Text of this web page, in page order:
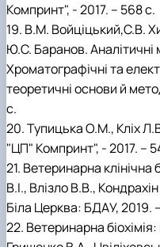
Компринт", - 2017. – 568 с.
19. В.М. Войціцький,С.В.
Ю.С. Баранов.
Хроматографічні та
теоретичні основи й
с.
20. Тупицька О.М., Кліх
"ЦП" Компринт", - 2017. –
21. Ветеринарна клінічна
В.І., Влізло В.В.,
Біла Церква: БДАУ, 2019.
22. Ветеринарна